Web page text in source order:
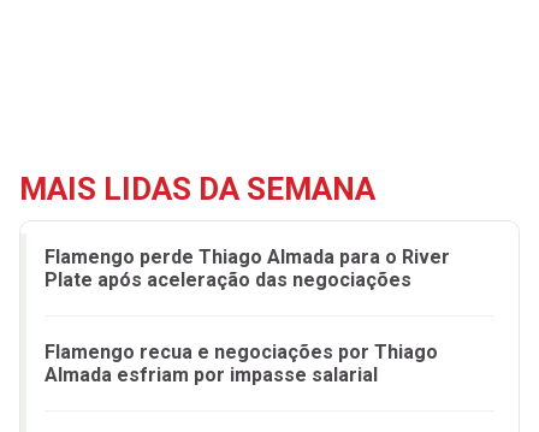
MAIS LIDAS DA SEMANA
Flamengo perde Thiago Almada para o River
Plate após aceleração das negociações
Flamengo recua e negociações por Thiago
Almada esfriam por impasse salarial